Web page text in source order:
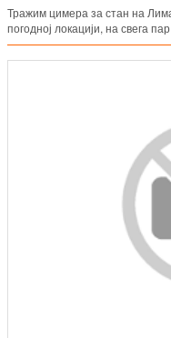
Тражим цимера за стан на
погодној локацији, на свега